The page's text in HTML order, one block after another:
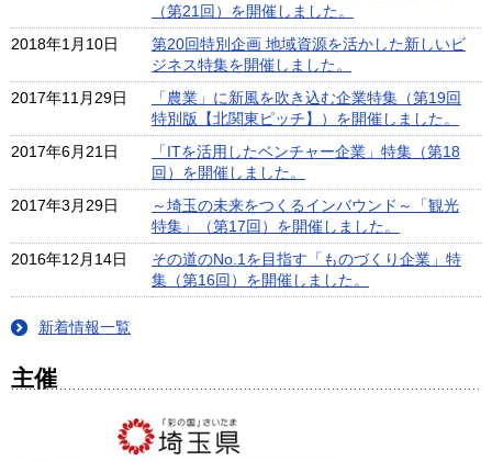
（第21回）を開催しました。
2018年1月10日
第20回特別企画 地域資源を活かした新しいビ
ジネス特集を開催しました。
2017年11月29日
「農業」に新風を吹き込む企業特集（第19回
特別版【北関東ピッチ】）を開催しました。
2017年6月21日
「ITを活用したベンチャー企業」特集（第18
回）を開催しました。
2017年3月29日
～埼玉の未来をつくるインバウンド～「観光
特集」（第17回）を開催しました。
2016年12月14日
その道のNo.1を目指す「ものづくり企業」特
集（第16回）を開催しました。
新着情報一覧
主催